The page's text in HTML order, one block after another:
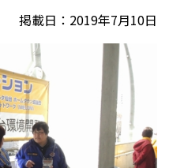
掲載日：2019年7月10日